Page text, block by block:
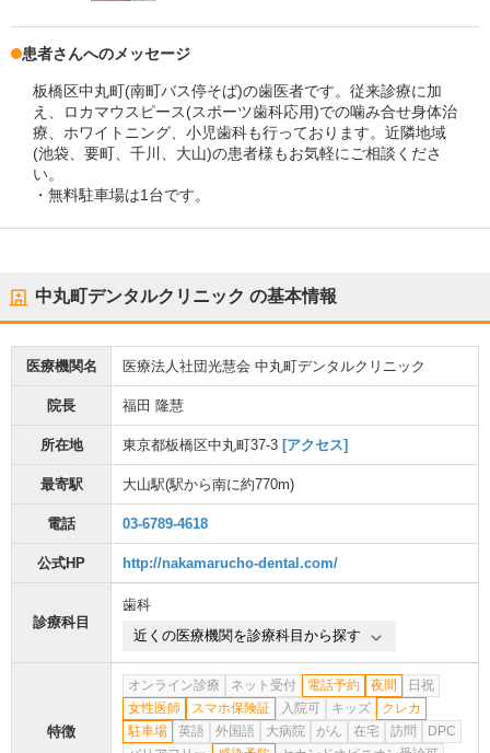
患者さんへのメッセージ
板橋区中丸町(南町バス停そば)の歯医者です。従来診療に加
え、ロカマウスピース(スポーツ歯科応用)での噛み合せ身体治
療、ホワイトニング、小児歯科も行っております。近隣地域
(池袋、要町、千川、大山)の患者様もお気軽にご相談くださ
い。
・無料駐車場は1台です。
中丸町デンタルクリニック の基本情報
医療機関名 医療法人社団光慧会 中丸町デンタルクリニック
院長 福田 隆慧
所在地 東京都板橋区中丸町37-3 [アクセス]
最寄駅 大山駅(駅から南に約770m)
電話 03-6789-4618
公式HP http://nakamarucho-dental.com/
診療科目
歯科
近くの医療機関を診療科目から探す
特徴
オンライン診療 ネット受付 電話予約 夜間
日祝
女性医師
スマホ保険証 入院可 キッズ
クレカ
駐車場
英語 外国語 大病院 がん 在宅 訪問
DPC